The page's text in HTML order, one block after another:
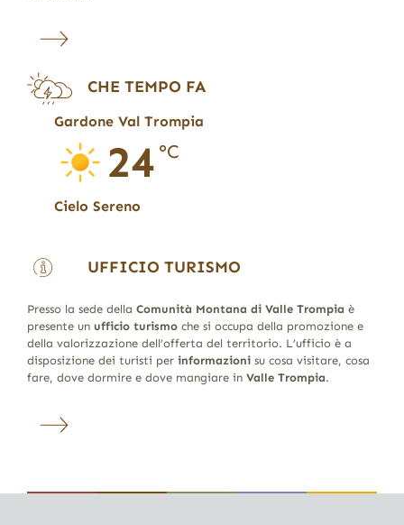
CHE TEMPO FA
Gardone Val Trompia
24 °C
Cielo Sereno
UFFICIO TURISMO
Presso la sede della Comunità Montana di Valle Trompia è
presente un ufficio turismoche si occupa della promozione e
della valorizzazione dell’offerta del territorio. L’ufficio è a
disposizione dei turisti per informazionisu cosa visitare, cosa
fare, dove dormire e dove mangiare in Valle Trompia.